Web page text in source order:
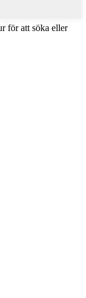
för att söka eller